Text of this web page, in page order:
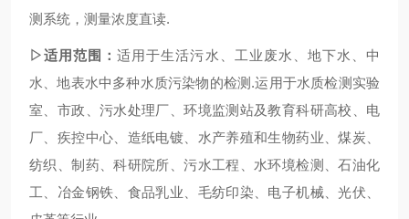
测系统，测量浓度直读.
▷适用范围：适用于生活污水、工业废水、地下水、中
水、地表水中多种水质污染物的检测.运用于水质检测实验
室、市政、污水处理厂、环境监测站及教育科研高校、电
厂、疾控中心、造纸电镀、水产养殖和生物药业、煤炭、
纺织、制药、科研院所、污水工程、水环境检测、石油化
工、冶金钢铁、食品乳业、毛纺印染、电子机械、光伏、